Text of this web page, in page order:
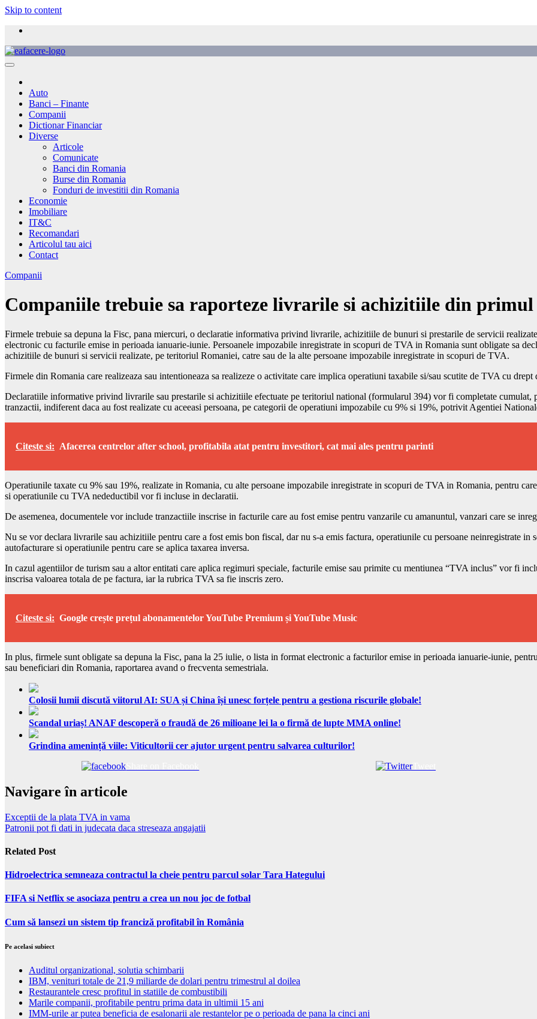
Skip to content
Auto
Banci – Finante
Companii
Dictionar Financiar
Diverse
Articole
Comunicate
Banci din Romania
Burse din Romania
Fonduri de investitii din Romania
Economie
Imobiliare
IT&C
Recomandari
Articolul tau aici
Contact
Companii
Companiile trebuie sa raporteze livrarile si achizitiile din primul
Firmele trebuie sa depuna la Fisc, pana miercuri, o declaratie informativa privind livrarile, achizitiile de bunuri si prestarile de servicii
electronic cu facturile emise in perioada ianuarie-iunie. Persoanele impozabile inregistrate in scopuri de TVA in Romania sunt obligate sa
achizitiile de bunuri si servicii realizate, pe teritoriul Romaniei, catre sau de la alte persoane impozabile inregistrate in scopuri de TVA.
Firmele din Romania care realizeaza sau intentioneaza sa realizeze o activitate care implica operatiuni taxabile si/sau scutite de TVA cu
Declaratiile informative privind livrarile sau prestarile si achizitiile efectuate pe teritoriul national (formularul 394) vor fi completate cumulat,
tranzactii, indiferent daca au fost realizate cu aceeasi persoana, pe categorii de operatiuni impozabile cu 9% si 19%, potrivit Agentiei
Citeste si: Afacerea centrelor after school, profitabila atat pentru investitori, cat mai ales pentru parinti
Operatiunile taxate cu 9% sau 19%, realizate in Romania, cu alte persoane impozabile inregistrate in scopuri de TVA in Romania, pentru
si operatiunile cu TVA nedeductibil vor fi incluse in declaratii.
De asemenea, documentele vor include tranzactiile inscrise in facturile care au fost emise pentru vanzarile cu amanuntul, vanzari care se
Nu se vor declara livrarile sau achizitiile pentru care a fost emis bon fiscal, dar nu s-a emis factura, operatiunile cu persoane neinregistrate
autofacturare si operatiunile pentru care se aplica taxarea inversa.
In cazul agentiilor de turism sau a altor entitati care aplica regimuri speciale, facturile emise sau primite cu mentiunea “TVA inclus” vor fi
inscrisa valoarea totala de pe factura, iar la rubrica TVA sa fie inscris zero.
Citeste si: Google crește prețul abonamentelor YouTube Premium și YouTube Music
In plus, firmele sunt obligate sa depuna la Fisc, pana la 25 iulie, o lista in format electronic a facturilor emise in perioada ianuarie-iunie,
sau beneficiari din Romania, raportarea avand o frecventa semestriala.
Colosii lumii discută viitorul AI: SUA și China își unesc forțele pentru a gestiona riscurile globale!
Scandal uriaș! ANAF descoperă o fraudă de 26 milioane lei la o firmă de lupte MMA online!
Grindina amenință viile: Viticultorii cer ajutor urgent pentru salvarea culturilor!
Tweet
Navigare în articole
Exceptii de la plata TVA in vama
Patronii pot fi dati in judecata daca streseaza angajatii
Related Post
Hidroelectrica semneaza contractul la cheie pentru parcul solar Tara Hategului
FIFA si Netflix se asociaza pentru a crea un nou joc de fotbal
Cum să lansezi un sistem tip franciză profitabil în România
Pe acelasi subiect
Auditul organizational, solutia schimbarii
IBM, venituri totale de 21,9 miliarde de dolari pentru trimestrul al doilea
Restaurantele cresc profitul in statiile de combustibili
Marile companii, profitabile pentru prima data in ultimii 15 ani
IMM-urile ar putea beneficia de esalonarii ale restantelor pe o perioada de pana la cinci ani